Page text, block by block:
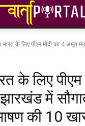
भारत के लिए पीएम मोदी का 4 अमृत
के लिए पीएम
में
की 10